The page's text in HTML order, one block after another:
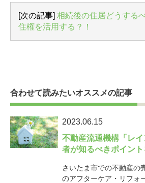
[次の記事] 相続後の住居どうする
住権を活用する？！
合わせて読みたいオススメの記事
2023.06.15
不動産流通機構「レ
者が知るべきポイント
さいたま市での不動産の
のアフターケア・リフォ